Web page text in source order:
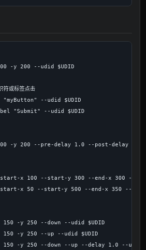
-y 200 --udid $UDID
符或标签点击
--udid $UDID
"Submit" --udid $UDID
-y 200 --pre-delay 1.0 --post-delay 0.5
x 100 --start-y 300 --end-x 300 --
x 50 --start-y 500 --end-x 350 --
-y 250 --down --udid $UDID
150 -y 250 --up --udid $UDID